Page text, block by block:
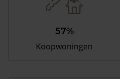
57%
Koopwoningen